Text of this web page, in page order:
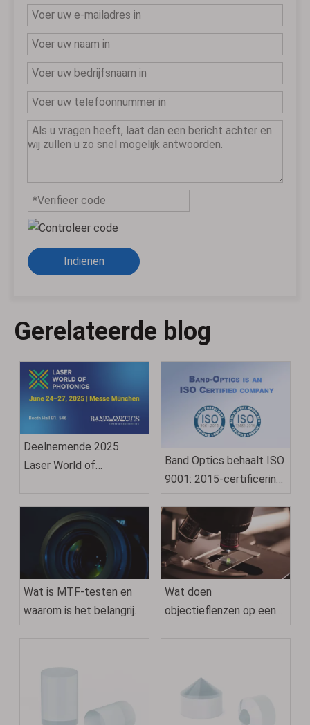
Indienen
Gerelateerde blog
Deelnemende 2025
Laser World of
Band Optics behaalt ISO
9001: 2015-certificering:
en uitmuntendheid
Wat is MTF-testen en
waarom is het belangrijk
Wat doen
objectieflenzen op een